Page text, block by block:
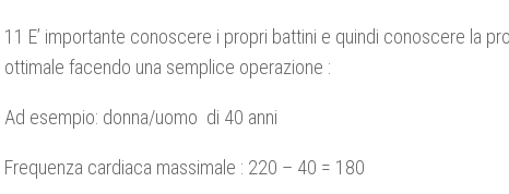
11 E’ importante conoscere i propri battini e quindi conoscere la
ottimale facendo una semplice operazione :
Ad esempio: donna/uomo di 40 anni
Frequenza cardiaca massimale : 220 – 40 = 180